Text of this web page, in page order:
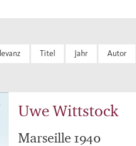
Titel Jahr Autor
Uwe Wittstock
Marseille 1940